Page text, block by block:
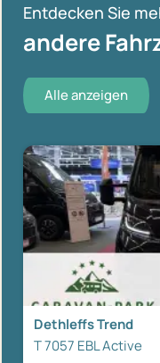
Entdecken Sie
andere
Alle anzeigen
Dethleffs Trend
T 7057 EBL Active